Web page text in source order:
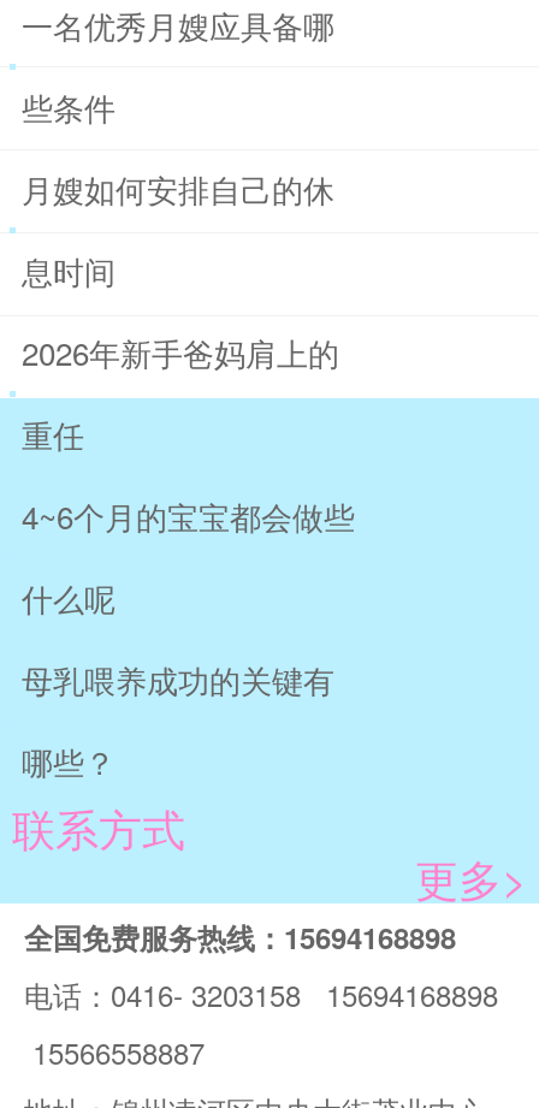
一名优秀月嫂应具备哪
些条件
月嫂如何安排自己的休
息时间
2026年新手爸妈肩上的
重任
4~6个月的宝宝都会做些
什么呢
母乳喂养成功的关键有
哪些？
联系方式
更多>
全国免费服务热线：15694168898
电话：0416- 3203158 15694168898
15566558887